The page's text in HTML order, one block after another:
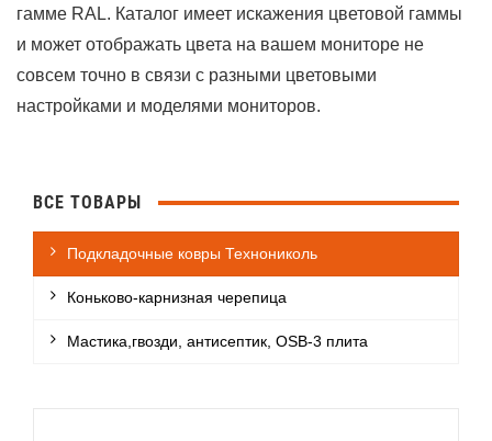
гамме RAL. Каталог имеет искажения цветовой гаммы
и может отображать цвета на вашем мониторе не
совсем точно в связи с разными цветовыми
настройками и моделями мониторов.
ВСЕ ТОВАРЫ
Подкладочные ковры Технониколь
Коньково-карнизная черепица
Мастика,гвозди, антисептик, OSB-3 плита